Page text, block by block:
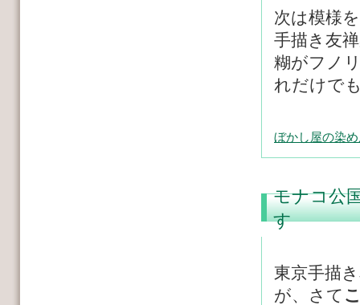
次は模様
手描き友
糊がフノ
れだけで
ぼかし屋の染
モナコ公
す
東京手描
が、さて